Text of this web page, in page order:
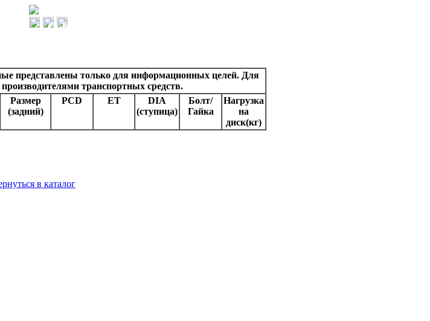
Официальный импортер WSP Italy в России
представлены только для информационных целей. Для
транспортных средств.
Размер
(задний)
PCD ET
DIA
(ступица)
Болт/
Гайка
Нагрузка
на
диск(кг)
в каталог